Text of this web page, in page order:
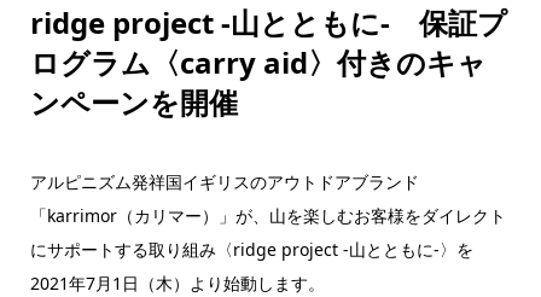
ridge project -山とともに- 保証プ
ログラム〈carry aid〉付きのキャ
ンペーンを開催
アルピニズム発祥国イギリスのアウトドアブランド
「karrimor（カリマー）」が、山を楽しむお客様をダイレクト
にサポートする取り組み〈ridge project -山とともに-〉を
2021年7月1日（木）より始動します。